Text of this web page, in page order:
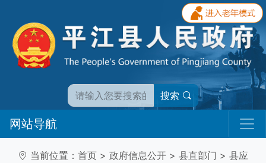
搜索
网站导航
当前位置： 首页 > 政府信息公开 > 县直部门 > 县应